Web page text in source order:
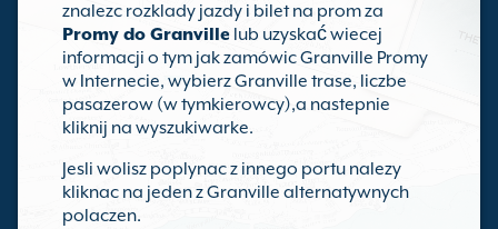
znalezc rozklady jazdy i bilet na prom za
Promy do Granville lub uzyskać wiecej
informacji o tym jak zamówic Granville Promy
w Internecie, wybierz Granville trase, liczbe
pasazerow (w tymkierowcy),a nastepnie
kliknij na wyszukiwarke.
Jesli wolisz poplynac z innego portu nalezy
kliknac na jeden z Granville alternatywnych
polaczen.